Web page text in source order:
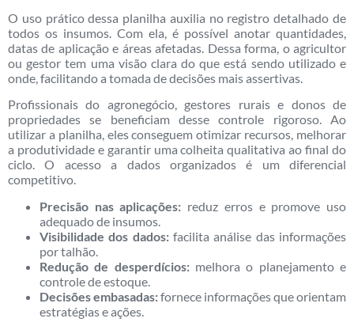
O uso prático dessa planilha auxilia no registro detalhado de
todos os insumos. Com ela, é possível anotar quantidades,
datas de aplicação e áreas afetadas. Dessa forma, o agricultor
ou gestor tem uma visão clara do que está sendo utilizado e
onde, facilitando a tomada de decisões mais assertivas.
Profissionais do agronegócio, gestores rurais e donos de
propriedades se beneficiam desse controle rigoroso. Ao
utilizar a planilha, eles conseguem otimizar recursos, melhorar
a produtividade e garantir uma colheita qualitativa ao final do
ciclo. O acesso a dados organizados é um diferencial
competitivo.
Precisão nas aplicações: reduz erros e promove uso
adequado de insumos.
Visibilidade dos dados:facilita análise das informações
por talhão.
Redução de desperdícios:melhora o planejamento e
controle de estoque.
Decisões embasadas:fornece informações que orientam
estratégias e ações.